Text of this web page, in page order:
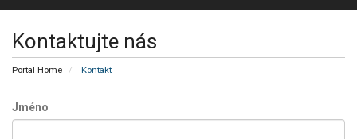
Kontaktujte nás
Portal Home Kontakt
Jméno